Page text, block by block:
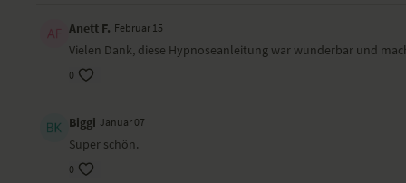
Anett F. Februar 15
Vielen Dank, diese Hypnoseanleitung war wunderbar und
0
Biggi Januar 07
Super schön.
0